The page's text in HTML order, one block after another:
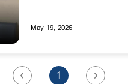
May 19, 2026
1